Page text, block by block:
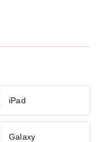
iPad
Galaxy